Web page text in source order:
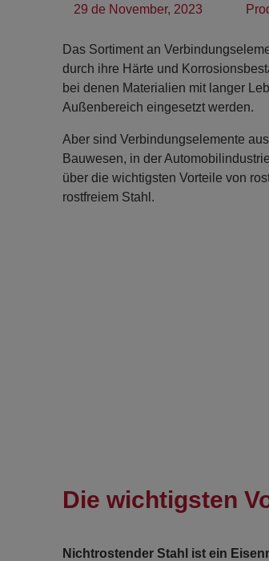
29 de November, 2023
Das Sortiment an
durch ihre Härte und
bei denen Materialien mit langer
Außenbereich eingesetzt werden.
Aber sind Verbindungselemente
Bauwesen, in der
über die wichtigsten Vorteile von
rostfreiem Stahl.
Die wichtigsten
Nichtrostender Stahl ist ein